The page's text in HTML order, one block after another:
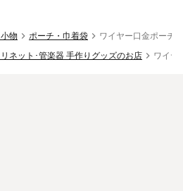
物 ポーチ・巾着袋
ワイヤー口金ポーチ
ネット･管楽器 手作りグッズのお店 ワイヤ